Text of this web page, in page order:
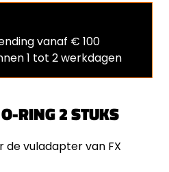
RING 2 STUKS
de vuladapter van FX
vanaf € 100
1 tot 2 werkdagen